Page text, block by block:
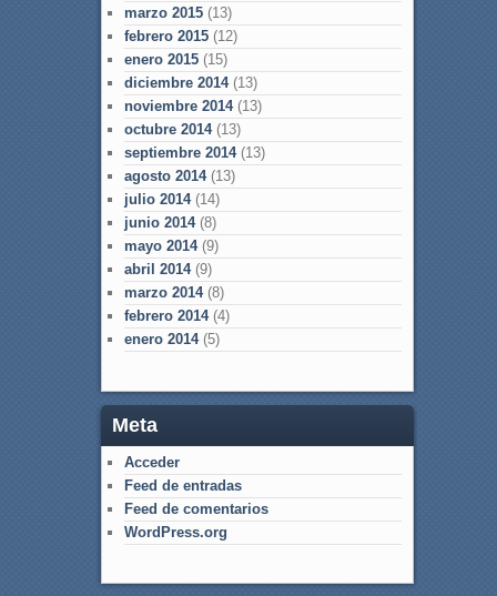
marzo 2015(13)
febrero 2015(12)
enero 2015(15)
diciembre 2014(13)
noviembre 2014(13)
octubre 2014(13)
septiembre 2014(13)
agosto 2014(13)
julio 2014(14)
junio 2014(8)
mayo 2014(9)
abril 2014(9)
marzo 2014(8)
febrero 2014(4)
enero 2014(5)
Meta
Acceder
Feed de entradas
Feed de comentarios
WordPress.org